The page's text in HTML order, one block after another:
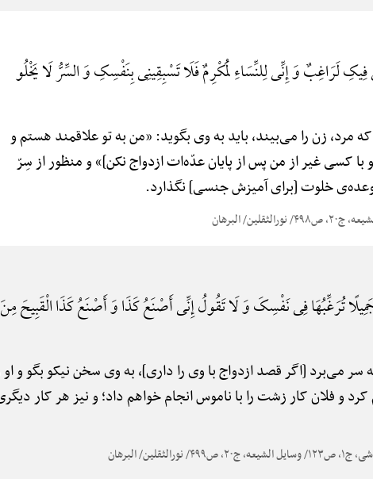
فِیکِ لَرَاغِبٌ وَ إِنِّی لِلنِّسَاءِ لَمُکْرِمٌ فَلَا تَسْبِقِینِی بِنَفْسِکِ وَ السِّرُّ لَا یَخْلُو
مرد، زن را می‌بیند، باید به وی بگوید: «من به تو علاقمند هستم و
کسی غیر از من پس از پایان عدّه‌ات ازدواج نکن]» و منظور از سِرّ
خلوت [برای آمیزش جنسی] نگذارد.
جَمِیلًا تُرَغِّبُهَا فِی نَفْسِکَ وَ لَا تَقُولُ إِنِّی أَصْنَعُ کَذَا وَ أَصْنَعُ کَذَا الْقَبِیحَ مِنَ
می‌برد [اگر قصد ازدواج با وی را داری]، به وی سخن نیکو بگو و او
و فلان کار زشت را با ناموس انجام خواهم داد؛ و نیز هر کار